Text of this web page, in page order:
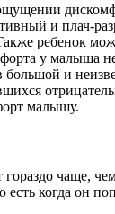
и плач-
ребенок
у малыша
большой и
малышу.
чаще,
когда он